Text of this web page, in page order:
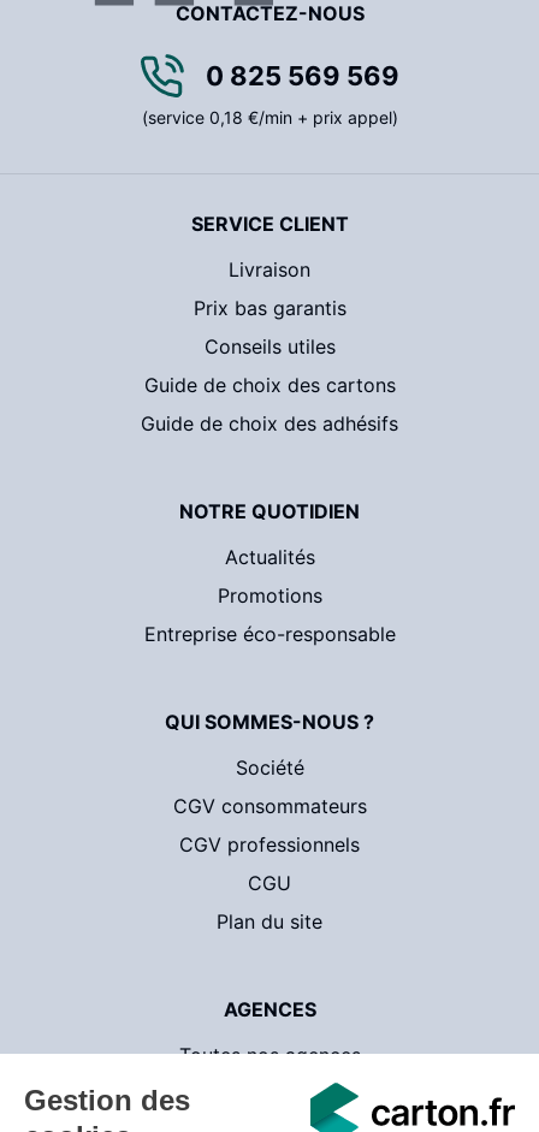
CONTACTEZ-NOUS
0 825 569 569
(service 0,18 €/min + prix appel)
SERVICE CLIENT
Livraison
Prix bas garantis
Conseils utiles
Guide de choix des cartons
Guide de choix des adhésifs
NOTRE QUOTIDIEN
Actualités
Promotions
Entreprise éco-responsable
QUI SOMMES-NOUS ?
Société
CGV consommateurs
CGV professionnels
CGU
Plan du site
AGENCES
Toutes nos agences